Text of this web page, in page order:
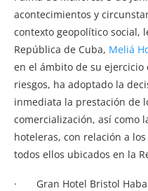
acontecimientos y
contexto geopolítico social,
República de Cuba, Meliá
en el ámbito de su
riesgos, ha adoptado la
inmediata la prestación de
comercialización, así como
hoteleras, con relación a
todos ellos ubicados en la
· Gran Hotel Bristol